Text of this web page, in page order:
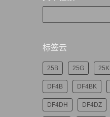
标签云
25B 25G 25K
DF4B DF4BK
DF4DH DF4DZ